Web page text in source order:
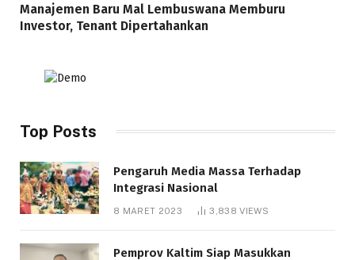
Manajemen Baru Mal Lembuswana Memburu
Investor, Tenant Dipertahankan
Top Posts
Pengaruh Media Massa Terhadap
Integrasi Nasional
8 MARET 2023 3,838VIEWS
Pemprov Kaltim Siap Masukkan